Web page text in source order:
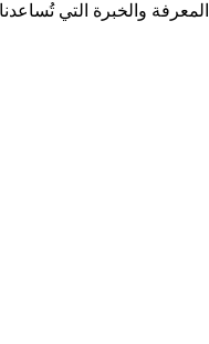
والخبرة التي